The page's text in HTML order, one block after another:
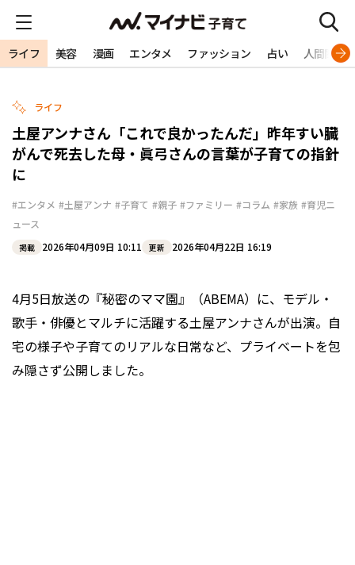
ライフ 美容 漫画 エンタメ ファッション 占い 人間関係
ライフ
土屋アンナさん「これで良かったんだ」昨年すい臓
がんで死去した母・眞弓さんの言葉が子育ての指針
に
#エンタメ #土屋アンナ #子育て #親子 #ファミリー #コラム #家族 #育児ニ
ュース
掲載 2026年04月09日 10:11 更新 2026年04月22日 16:19
4月5日放送の『秘密のママ園』（ABEMA）に、モデル・
歌手・俳優とマルチに活躍する土屋アンナさんが出演。自
宅の様子や子育てのリアルな日常など、プライベートを包
み隠さず公開しました。